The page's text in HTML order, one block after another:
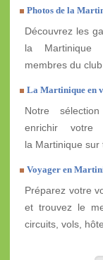
Photos de la
Découvrez les
la Martinique
membres du
La Martinique en
Notre
enrichir votre
la Martinique sur
Voyager en
Préparez votre
et trouvez le
circuits, vols,